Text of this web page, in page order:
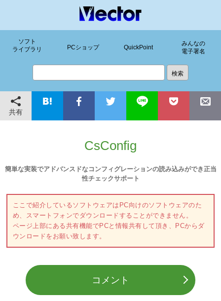
ソフト
ライブラリ
PCショップ QuickPoint
みんなの
電子署名
共有
CsConfig
簡単な実装でアドバンスドなコンフィグレーションの読み込みができ正当
性チェックサポート
ここで紹介しているソフトウェアはPC向けのソフトウェアのた
め、スマートフォンでダウンロードすることができません。
ページ上部にある共有機能でPCと情報共有して頂き、PCからダ
ウンロードをお願い致します。
コメント